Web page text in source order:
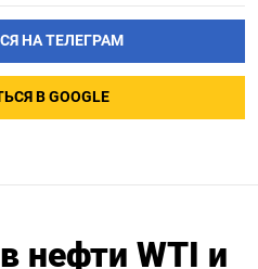
НА ТЕЛЕГРАМ
В GOOGLE
нефти WTI и